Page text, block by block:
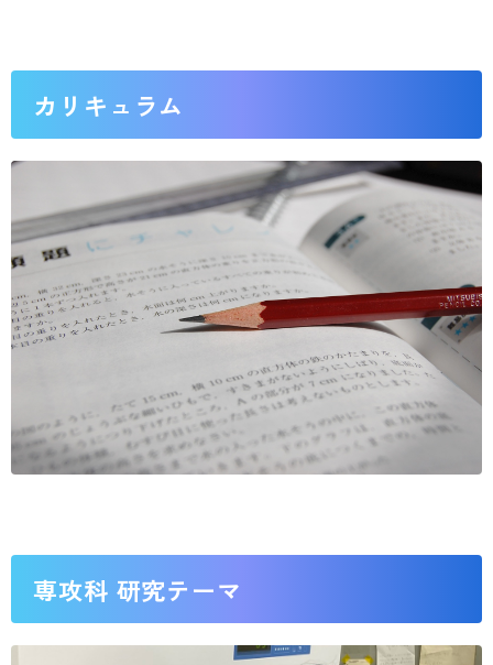
カリキュラム
専攻科 研究テーマ